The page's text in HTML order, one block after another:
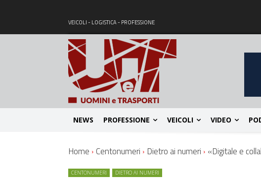
VEICOLI - LOGISTICA - PROFESSIONE
NEWS PROFESSIONE VEICOLI VIDEO
Home Centonumeri Dietro ai numeri «Digitale e
CENTONUMERI DIETRO AI NUMERI